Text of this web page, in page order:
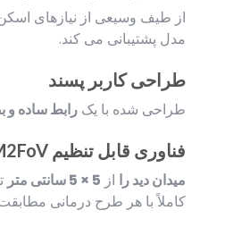
از طیف وسیعی از نیازهای
مدل پشتیبانی می کند.
طراحی کاربر پسند
طراحی شده با یک رابط ساده
فناوری قابل تنظیم M2FoV
میدان دید را از 5 × 5 سانتی متر
کاملاً با هر طرح درمانی